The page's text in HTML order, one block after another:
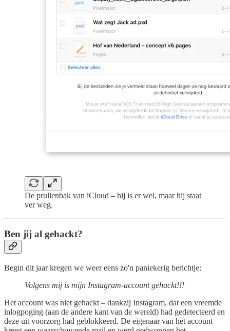
De prullenbak van iCloud – hij is er wel, maar hij staat
ver weg.
Ben jij al gehackt?
Begin dit jaar kregen we weer eens zo'n paniekerig berichtje:
Volgens mij is mijn Instagram-account gehackt!!!
Het account was niet gehackt – dankzij Instagram, dat een vreemde
inlogpoging (aan de andere kant van de wereld) had gedetecteerd en
deze uit voorzorg had geblokkeerd. De eigenaar van het account